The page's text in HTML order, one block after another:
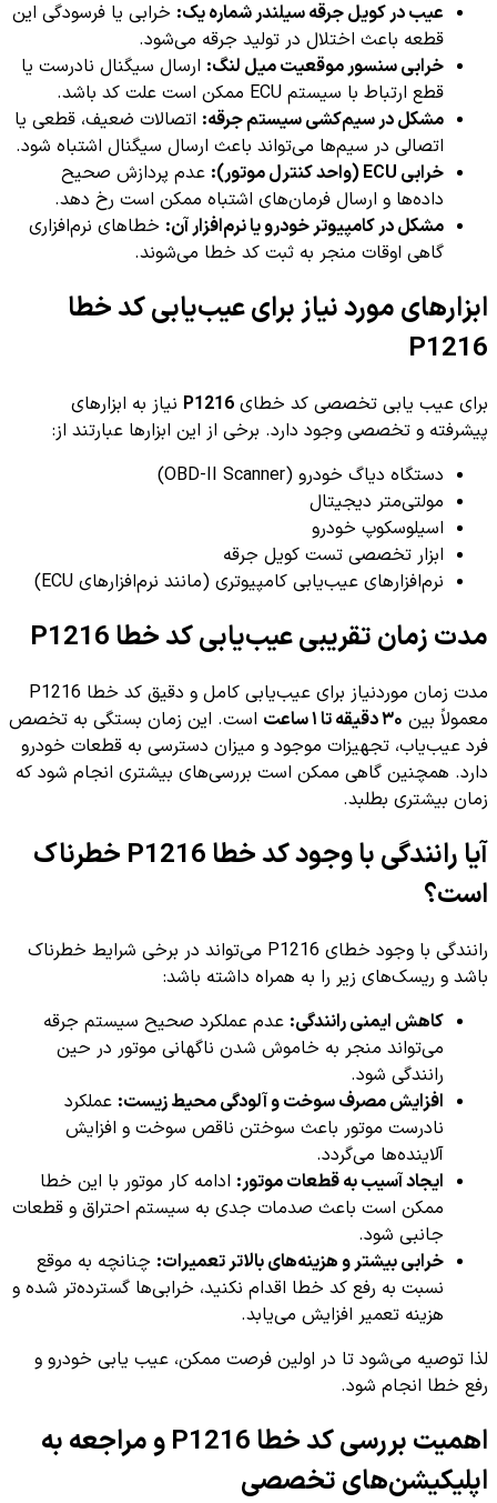
عیب در کویل جرقه سیلندر شماره یک: خرابی یا فرسودگی این
قطعه باعث اختلال در تولید جرقه می‌شود.
خرابی سنسور موقعیت میل لنگ: ارسال سیگنال نادرست یا
قطع ارتباط با سیستم ECU ممکن است علت کد باشد.
مشکل در سیم‌کشی سیستم جرقه: اتصالات ضعیف، قطعی یا
اتصالی در سیم‌ها می‌تواند باعث ارسال سیگنال اشتباه شود.
خرابی ECU (واحد کنترل موتور):
عدم پردازش صحیح
داده‌ها و ارسال فرمان‌های اشتباه ممکن است رخ دهد.
مشکل در کامپیوتر خودرو یا نرم‌افزار آن: خطاهای نرم‌افزاری
گاهی اوقات منجر به ثبت کد خطا می‌شوند.
ابزارهای مورد نیاز برای عیب‌یابی کد خطا
P1216
برای عیب یابی تخصصی کد خطای P1216 نیاز به ابزارهای
پیشرفته و تخصصی وجود دارد. برخی از این ابزارها عبارتند از:
دستگاه دیاگ خودرو (OBD-II Scanner)
مولتی‌متر دیجیتال
اسیلوسکوپ خودرو
ابزار تخصصی تست کویل جرقه
نرم‌افزارهای عیب‌یابی کامپیوتری (مانند نرم‌افزارهای ECU)
مدت زمان تقریبی عیب‌یابی کد خطا P1216
مدت زمان موردنیاز برای عیب‌یابی کامل و دقیق کد خطا P1216
معمولاً بین ۳۰ دقیقه تا ۱ ساعت
است. این زمان بستگی به تخصص
فرد عیب‌یاب، تجهیزات موجود و میزان دسترسی به قطعات خودرو
دارد. همچنین گاهی ممکن است بررسی‌های بیشتری انجام شود که
زمان بیشتری بطلبد.
آیا رانندگی با وجود کد خطا P1216 خطرناک
است؟
رانندگی با وجود خطای P1216 می‌تواند در برخی شرایط خطرناک
باشد و ریسک‌های زیر را به همراه داشته باشد:
کاهش ایمنی رانندگی: عدم عملکرد صحیح سیستم جرقه
می‌تواند منجر به خاموش شدن ناگهانی موتور در حین
رانندگی شود.
افزایش مصرف سوخت و آلودگی محیط زیست: عملکرد
نادرست موتور باعث سوختن ناقص سوخت و افزایش
آلاینده‌ها می‌گردد.
ایجاد آسیب به قطعات موتور: ادامه کار موتور با این خطا
ممکن است باعث صدمات جدی به سیستم احتراق و قطعات
جانبی شود.
خرابی بیشتر و هزینه‌های بالاتر تعمیرات: چنانچه به موقع
نسبت به رفع کد خطا اقدام نکنید، خرابی‌ها گسترده‌تر شده و
هزینه تعمیر افزایش می‌یابد.
لذا توصیه می‌شود تا در اولین فرصت ممکن، عیب یابی خودرو و
رفع خطا انجام شود.
اهمیت بررسی کد خطا P1216 و مراجعه به
اپلیکیشن‌های تخصصی